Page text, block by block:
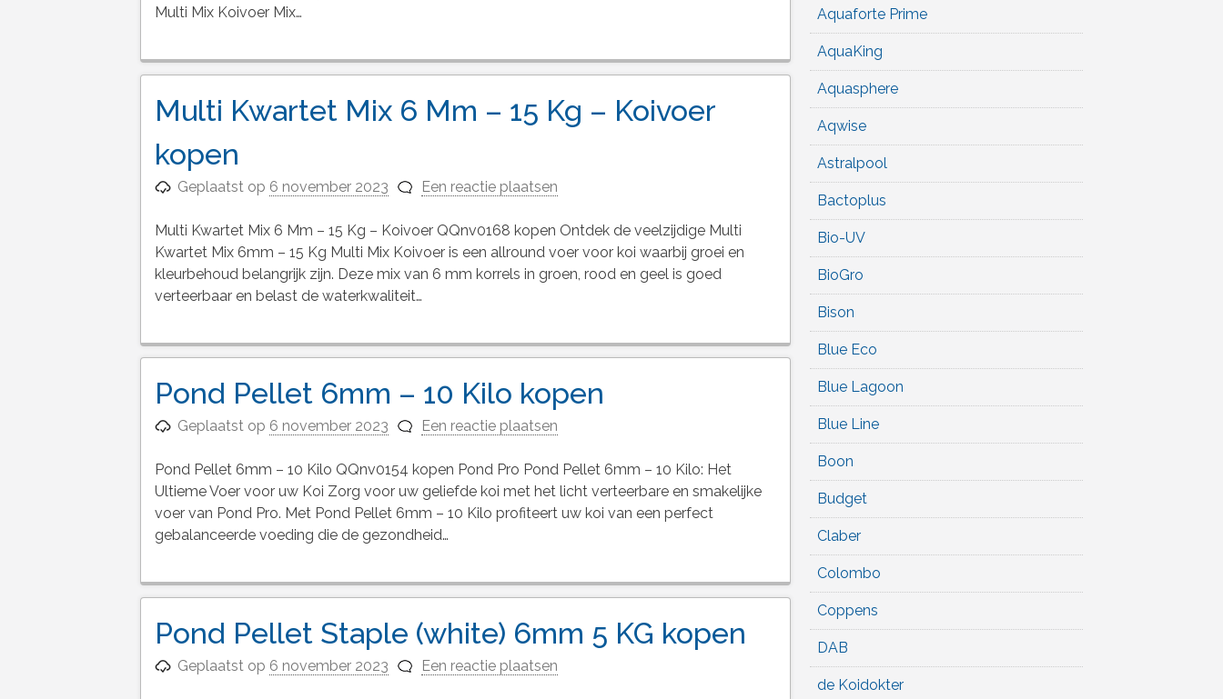
Multi Mix Koivoer Mix…
Multi Kwartet Mix 6 Mm – 15 Kg – Koivoer
kopen
Geplaatst op 6 november 2023 Een reactie plaatsen
Multi Kwartet Mix 6 Mm – 15 Kg – Koivoer QQnv0168 kopen Ontdek de veelzijdige Multi
Kwartet Mix 6mm – 15 Kg Multi Mix Koivoer is een allround voer voor koi waarbij groei en
kleurbehoud belangrijk zijn. Deze mix van 6 mm korrels in groen, rood en geel is goed
verteerbaar en belast de waterkwaliteit…
Pond Pellet 6mm – 10 Kilo kopen
Geplaatst op 6 november 2023 Een reactie plaatsen
Pond Pellet 6mm – 10 Kilo QQnv0154 kopen Pond Pro Pond Pellet 6mm – 10 Kilo: Het
Ultieme Voer voor uw Koi Zorg voor uw geliefde koi met het licht verteerbare en smakelijke
voer van Pond Pro. Met Pond Pellet 6mm – 10 Kilo profiteert uw koi van een perfect
gebalanceerde voeding die de gezondheid…
Pond Pellet Staple (white) 6mm 5 KG kopen
Geplaatst op 6 november 2023 Een reactie plaatsen
Aquaforte Prime
AquaKing
Aquasphere
Aqwise
Astralpool
Bactoplus
Bio-UV
BioGro
Bison
Blue Eco
Blue Lagoon
Blue Line
Boon
Budget
Claber
Colombo
Coppens
DAB
de Koidokter